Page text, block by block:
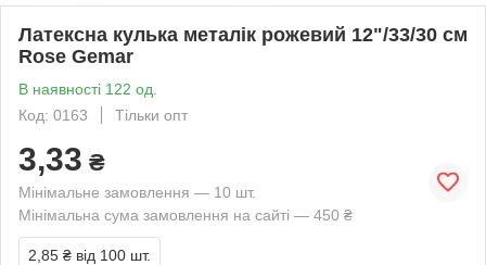
Латексна кулька металік рожевий 12"/33/30 см
Rose Gemar
В наявності 122 од.
Код: 0163
Тільки опт
3,33 ₴
Мінімальне замовлення — 10 шт.
Мінімальна сума замовлення на сайті — 450 ₴
2,85 ₴ від 100 шт.